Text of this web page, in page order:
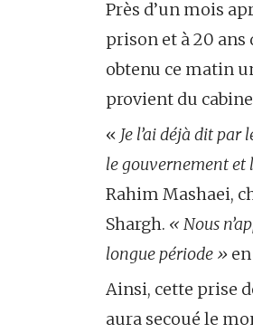
Près d’un mois
prison et à 20 ans
obtenu ce matin
provient du
« Je l’ai déjà dit par
le gouvernement et
Rahim Mashaei,
Shargh. « Nous
longue période »
Ainsi, cette prise
aura secoué le